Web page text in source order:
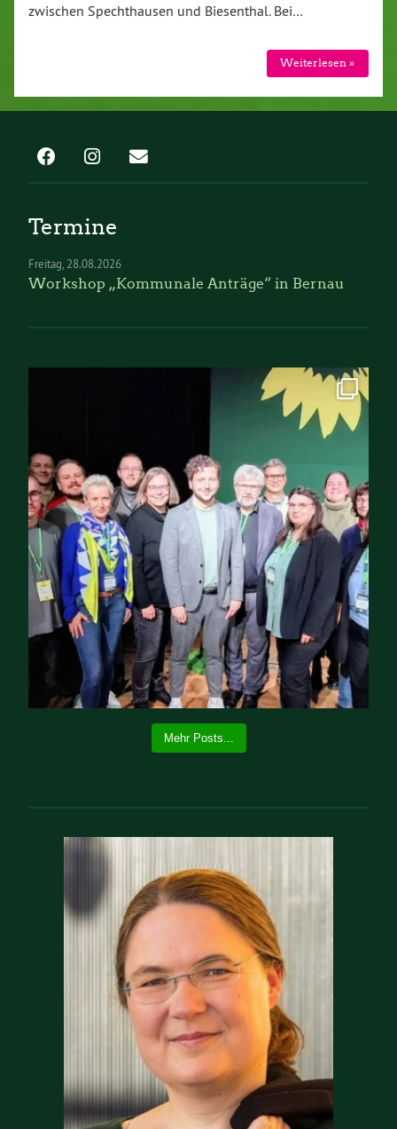
zwischen Spechthausen und Biesenthal. Bei…
Weiterlesen »
Termine
Freitag 28.08.2026
Workshop „Kommunale Anträge“ in Bernau
Mehr Posts...